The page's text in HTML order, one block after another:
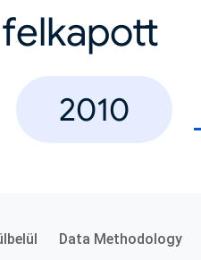
2010
Data Methodology